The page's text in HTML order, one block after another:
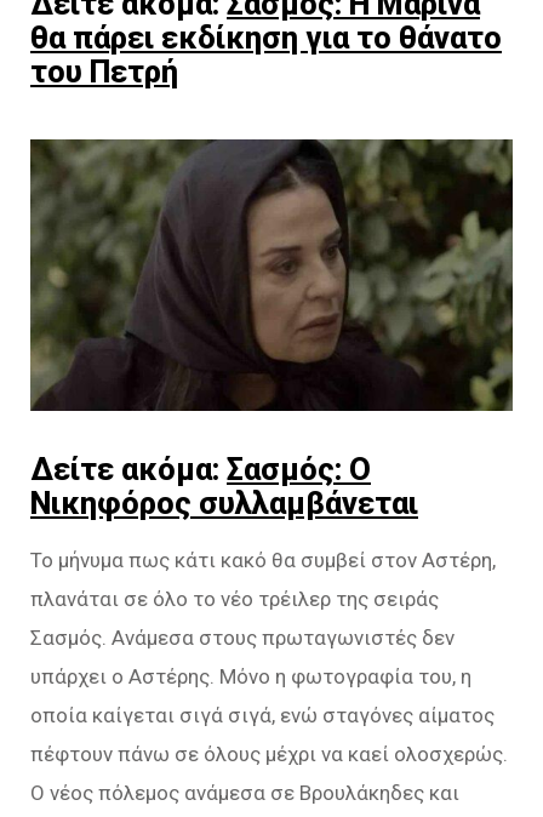
θα πάρει εκδίκηση για το θάνατο
του Πετρή
Δείτε ακόμα: Σασμός: Ο
Νικηφόρος συλλαμβάνεται
Το μήνυμα πως κάτι κακό θα συμβεί στον Αστέρη,
πλανάται σε όλο το νέο τρέιλερ της σειράς
Σασμός. Ανάμεσα στους πρωταγωνιστές δεν
υπάρχει ο Αστέρης. Μόνο η φωτογραφία του, η
οποία καίγεται σιγά σιγά, ενώ σταγόνες αίματος
πέφτουν πάνω σε όλους μέχρι να καεί ολοσχερώς.
Ο νέος πόλεμος ανάμεσα σε Βρουλάκηδες και